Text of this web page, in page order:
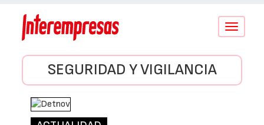
Conmutar
SEGURIDAD Y VIGILANCIA